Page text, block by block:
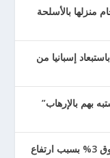
20 عاماً واقتحام منزلها بالأسلحة
إسبانيا من
بهم بالإرهاب”
عاد معدل التضخم وارتفاع الأسعار إلى ما فوق 3% بسبب ارتفاع